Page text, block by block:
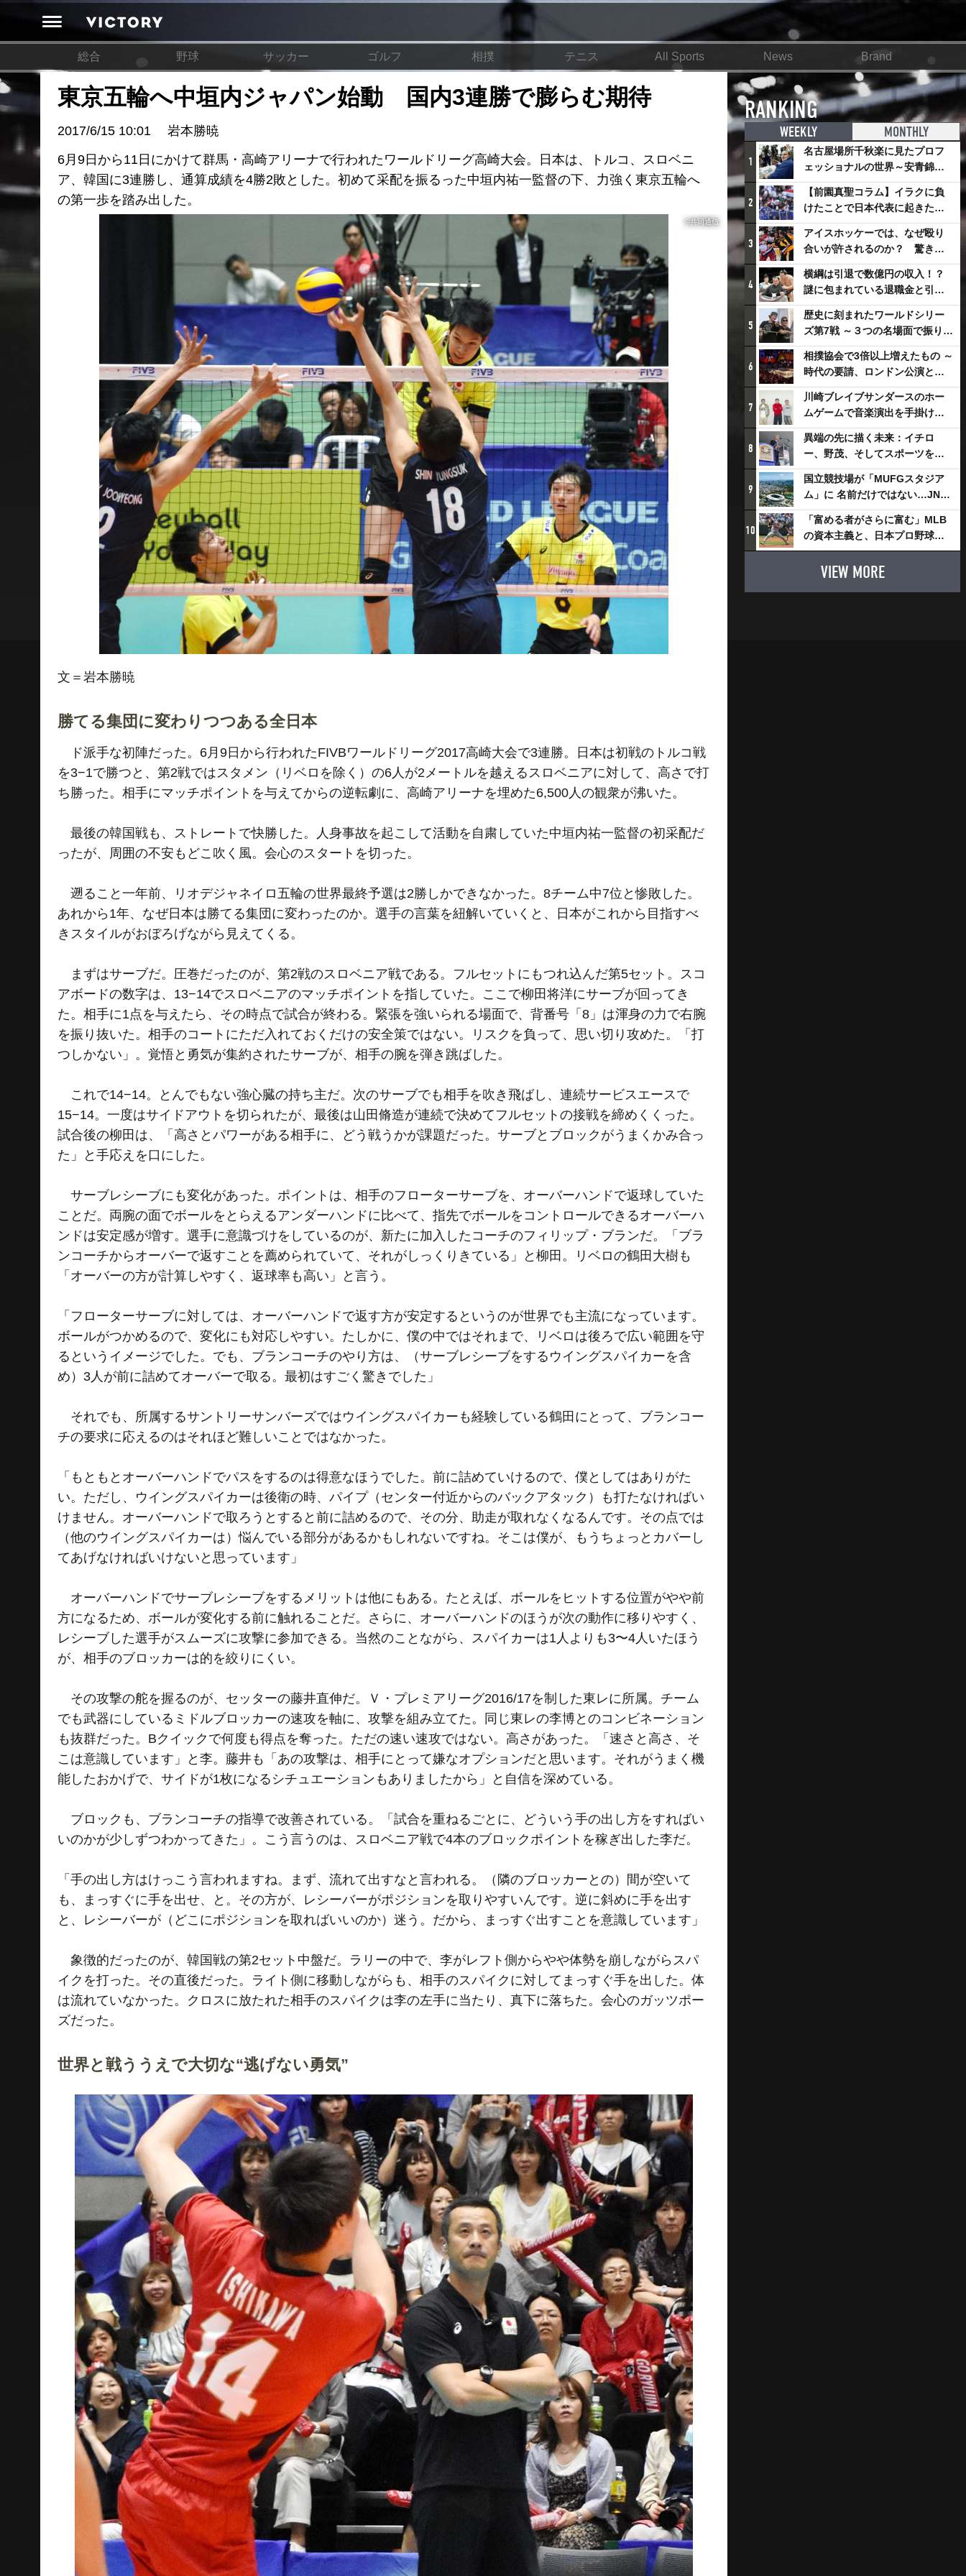
総合 野球 サッカー ゴルフ 相撲 テニス All Sports News Brand
東京五輪へ中垣内ジャパン始動 国内3連勝で膨らむ期待
2017/6/15 10:01
岩本勝暁
6月9日から11日にかけて群馬・高崎アリーナで行われたワールドリーグ高崎大会。日本は、トルコ、スロベニ
ア、韓国に3連勝し、通算成績を4勝2敗とした。初めて采配を振るった中垣内祐一監督の下、力強く東京五輪へ
の第一歩を踏み出した。
©共同通信
文＝岩本勝暁
勝てる集団に変わりつつある全日本
ド派手な初陣だった。6月9日から行われたFIVBワールドリーグ2017高崎大会で3連勝。日本は初戦のトルコ戦
を3−1で勝つと、第2戦ではスタメン（リベロを除く）の6人が2メートルを越えるスロベニアに対して、高さで打
ち勝った。相手にマッチポイントを与えてからの逆転劇に、高崎アリーナを埋めた6,500人の観衆が沸いた。
最後の韓国戦も、ストレートで快勝した。人身事故を起こして活動を自粛していた中垣内祐一監督の初采配だ
ったが、周囲の不安もどこ吹く風。会心のスタートを切った。
遡ること一年前、リオデジャネイロ五輪の世界最終予選は2勝しかできなかった。8チーム中7位と惨敗した。
あれから1年、なぜ日本は勝てる集団に変わったのか。選手の言葉を紐解いていくと、日本がこれから目指すべ
きスタイルがおぼろげながら見えてくる。
まずはサーブだ。圧巻だったのが、第2戦のスロベニア戦である。フルセットにもつれ込んだ第5セット。スコ
アボードの数字は、13−14でスロベニアのマッチポイントを指していた。ここで柳田将洋にサーブが回ってき
た。相手に1点を与えたら、その時点で試合が終わる。緊張を強いられる場面で、背番号「8」は渾身の力で右腕
を振り抜いた。相手のコートにただ入れておくだけの安全策ではない。リスクを負って、思い切り攻めた。「打
つしかない」。覚悟と勇気が集約されたサーブが、相手の腕を弾き跳ばした。
これで14−14。とんでもない強心臓の持ち主だ。次のサーブでも相手を吹き飛ばし、連続サービスエースで
15−14。一度はサイドアウトを切られたが、最後は山田脩造が連続で決めてフルセットの接戦を締めくくった。
試合後の柳田は、「高さとパワーがある相手に、どう戦うかが課題だった。サーブとブロックがうまくかみ合っ
た」と手応えを口にした。
サーブレシーブにも変化があった。ポイントは、相手のフローターサーブを、オーバーハンドで返球していた
ことだ。両腕の面でボールをとらえるアンダーハンドに比べて、指先でボールをコントロールできるオーバーハ
ンドは安定感が増す。選手に意識づけをしているのが、新たに加入したコーチのフィリップ・ブランだ。「ブラ
ンコーチからオーバーで返すことを薦められていて、それがしっくりきている」と柳田。リベロの鶴田大樹も
「オーバーの方が計算しやすく、返球率も高い」と言う。
「フローターサーブに対しては、オーバーハンドで返す方が安定するというのが世界でも主流になっています。
ボールがつかめるので、変化にも対応しやすい。たしかに、僕の中ではそれまで、リベロは後ろで広い範囲を守
るというイメージでした。でも、ブランコーチのやり方は、（サーブレシーブをするウイングスパイカーを含
め）3人が前に詰めてオーバーで取る。最初はすごく驚きでした」
それでも、所属するサントリーサンバーズではウイングスパイカーも経験している鶴田にとって、ブランコー
チの要求に応えるのはそれほど難しいことではなかった。
「もともとオーバーハンドでパスをするのは得意なほうでした。前に詰めていけるので、僕としてはありがた
い。ただし、ウイングスパイカーは後衛の時、パイプ（センター付近からのバックアタック）も打たなければい
けません。オーバーハンドで取ろうとすると前に詰めるので、その分、助走が取れなくなるんです。その点では
（他のウイングスパイカーは）悩んでいる部分があるかもしれないですね。そこは僕が、もうちょっとカバーし
てあげなければいけないと思っています」
オーバーハンドでサーブレシーブをするメリットは他にもある。たとえば、ボールをヒットする位置がやや前
方になるため、ボールが変化する前に触れることだ。さらに、オーバーハンドのほうが次の動作に移りやすく、
レシーブした選手がスムーズに攻撃に参加できる。当然のことながら、スパイカーは1人よりも3〜4人いたほう
が、相手のブロッカーは的を絞りにくい。
その攻撃の舵を握るのが、セッターの藤井直伸だ。Ｖ・プレミアリーグ2016/17を制した東レに所属。チーム
でも武器にしているミドルブロッカーの速攻を軸に、攻撃を組み立てた。同じ東レの李博とのコンビネーション
も抜群だった。Bクイックで何度も得点を奪った。ただの速い速攻ではない。高さがあった。「速さと高さ、そ
こは意識しています」と李。藤井も「あの攻撃は、相手にとって嫌なオプションだと思います。それがうまく機
能したおかげで、サイドが1枚になるシチュエーションもありましたから」と自信を深めている。
ブロックも、ブランコーチの指導で改善されている。「試合を重ねるごとに、どういう手の出し方をすればい
いのかが少しずつわかってきた」。こう言うのは、スロベニア戦で4本のブロックポイントを稼ぎ出した李だ。
「手の出し方はけっこう言われますね。まず、流れて出すなと言われる。（隣のブロッカーとの）間が空いて
も、まっすぐに手を出せ、と。その方が、レシーバーがポジションを取りやすいんです。逆に斜めに手を出す
と、レシーバーが（どこにポジションを取ればいいのか）迷う。だから、まっすぐ出すことを意識しています」
象徴的だったのが、韓国戦の第2セット中盤だ。ラリーの中で、李がレフト側からやや体勢を崩しながらスパ
イクを打った。その直後だった。ライト側に移動しながらも、相手のスパイクに対してまっすぐ手を出した。体
は流れていなかった。クロスに放たれた相手のスパイクは李の左手に当たり、真下に落ちた。会心のガッツポー
ズだった。
世界と戦ううえで大切な“逃げない勇気”
RANKING
WEEKLY MONTHLY
1
名古屋場所千秋楽に見たプロフ
ェッショナルの世界～安青錦の
優勝を巡るさまざまなドラマ
2
【前園真聖コラム】イラクに負
けたことで日本代表に起きたプ
ラスとは
3
アイスホッケーでは、なぜ殴り
合いが許されるのか？ 驚きの
「ファイティング」ルールにつ
いて
4
横綱は引退で数億円の収入！？
謎に包まれている退職金と引退
相撲興行
5
歴史に刻まれたワールドシリー
ズ第7戦 ～３つの名場面で振り返
る～
6
相撲協会で3倍以上増えたもの ～
時代の要請、ロンドン公演と古
式大相撲
7
川崎ブレイブサンダースのホー
ムゲームで音楽演出を手掛ける
スチャダラパーが川崎新！アリ
ーナシティ・プロジェクトを語
る 「楽しみでしかないでしょ。
川崎は、ずっと成長曲線だか
ら」
8
異端の先に描く未来：イチロ
ー、野茂、そしてスポーツを支
える科学界の挑戦
9
国立競技場が「MUFGスタジア
ム」に 名前だけではない…JNSE
とMUFGが“共創”し描く地域活
性化・社会価値創造の近未来図
とは
10
「富める者がさらに富む」MLB
の資本主義と、日本プロ野球が
踏み出せない一歩
VIEW MORE